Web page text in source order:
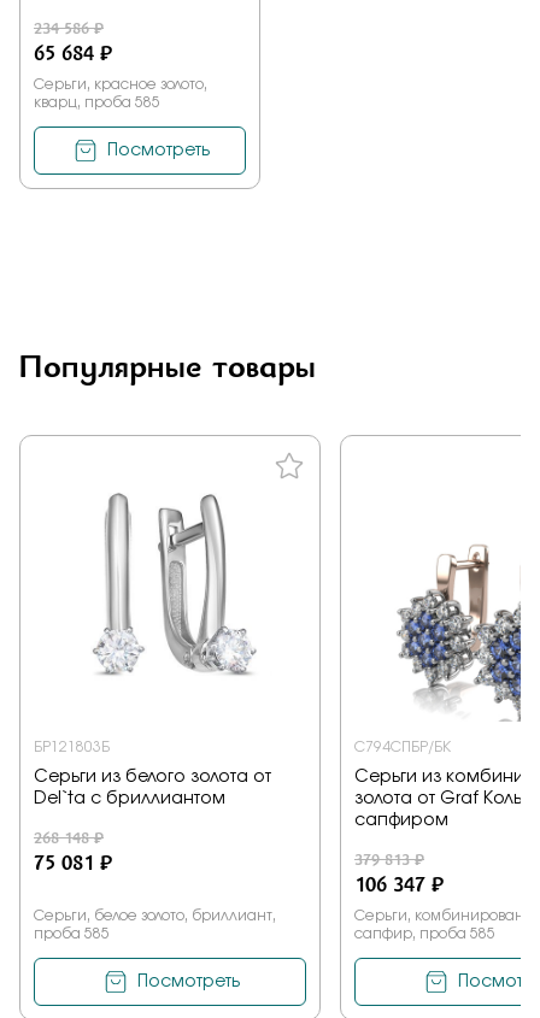
234 586 ₽
65 684 ₽
Серьги, красное золото,
кварц, проба 585
Посмотреть
Популярные товары
БР121803Б
Серьги из белого золота от
Del`ta с бриллиантом
268 148 ₽
75 081 ₽
Серьги, белое золото, бриллиант,
проба 585
Посмотреть
С794СПБР/БК
Серьги из
золота от Graf
сапфиром
379 813 ₽
106 347 ₽
Серьги,
сапфир, проба 585